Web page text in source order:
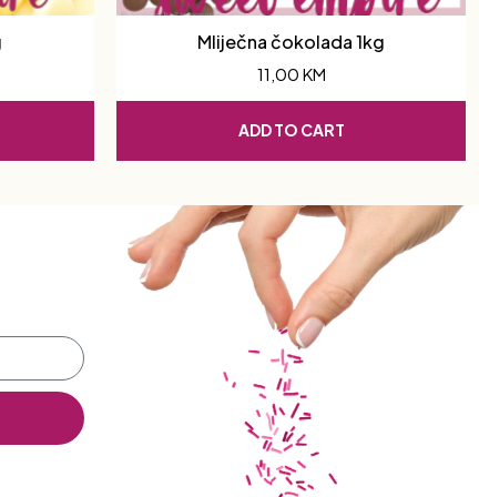
Mliječna čokolada 1kg
11,00 KM
ADD TO CART